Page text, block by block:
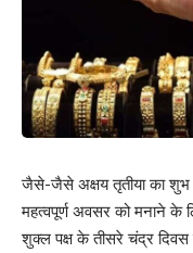
जैसे-जैसे अक्षय तृतीया का शुभ
महत्वपूर्ण अवसर को मनाने के
शुक्ल पक्ष के तीसरे चंद्र दिवस